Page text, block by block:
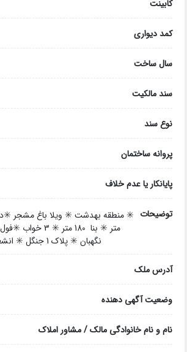
کابینت
کمد دیواری
سال ساخت
سند مالکیت
نوع سند
پروانه ساختمان
پایانکار یا عدم خلاف
توضیحات
متر ✳️ بنا 180 متر
نگهبان ✳️ پلاک 1 جنگل ✳️ انشعابات کنتور اختصاصی
آدرس ملک
وضعیت آگهی دهنده
نام و نام خانوادگی مالک / مشاور املاک